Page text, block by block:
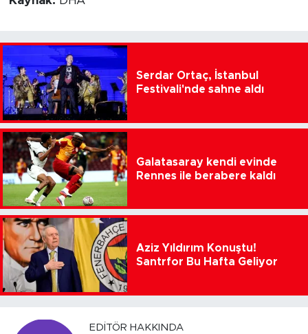
Serdar Ortaç, İstanbul
Festivali'nde sahne aldı
Galatasaray kendi evinde
Rennes ile berabere kaldı
Aziz Yıldırım Konuştu!
Santrfor Bu Hafta Geliyor
EDITÖR HAKKINDA